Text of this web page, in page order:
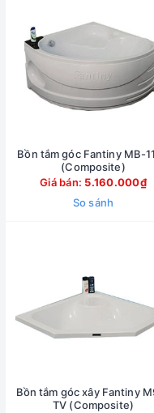
Bồn tắm góc Fantiny MB-
(Composite)
Giá bán: 5.160.000₫
So sánh
Bồn tắm góc xây Fantiny
TV (Composite)